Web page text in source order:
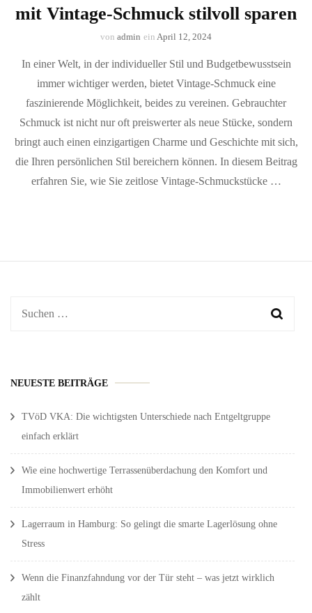
mit Vintage-Schmuck stilvoll sparen
von admin ein April 12, 2024
In einer Welt, in der individueller Stil und Budgetbewusstsein
immer wichtiger werden, bietet Vintage-Schmuck eine
faszinierende Möglichkeit, beides zu vereinen. Gebrauchter
Schmuck ist nicht nur oft preiswerter als neue Stücke, sondern
bringt auch einen einzigartigen Charme und Geschichte mit sich,
die Ihren persönlichen Stil bereichern können. In diesem Beitrag
erfahren Sie, wie Sie zeitlose Vintage-Schmuckstücke …
Suchen
NEUESTE BEITRÄGE
TVöD VKA: Die wichtigsten Unterschiede nach Entgeltgruppe
einfach erklärt
Wie eine hochwertige Terrassenüberdachung den Komfort und
Immobilienwert erhöht
Lagerraum in Hamburg: So gelingt die smarte Lagerlösung ohne
Stress
Wenn die Finanzfahndung vor der Tür steht – was jetzt wirklich
zählt